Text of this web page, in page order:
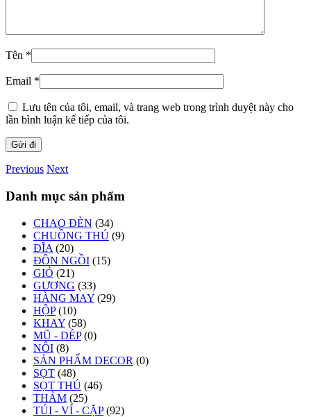
Tên *
Email *
Lưu tên của tôi, email, và trang web trong trình duyệt này cho
lần bình luận kế tiếp của tôi.
Previous Next
Danh mục sản phẩm
CHAO ĐÈN (34)
CHUỒNG THÚ (9)
ĐĨA (20)
ĐÔN NGỒI (15)
GIỎ (21)
GƯƠNG (33)
HÀNG MAY (29)
HỘP (10)
KHAY (58)
MŨ - DÉP (0)
NÔI (8)
SẢN PHẨM DECOR (0)
SỌT (48)
SỌT THÚ (46)
THẢM (25)
TÚI - VÍ - CẶP (92)